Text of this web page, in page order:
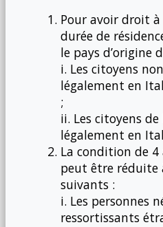
Pour avoir droit
durée de
le pays d’origine
i. Les citoyens
légalement en
;
ii. Les citoyens
légalement en
La condition de 4
peut être réduite
suivants :
i. Les personnes
ressortissants